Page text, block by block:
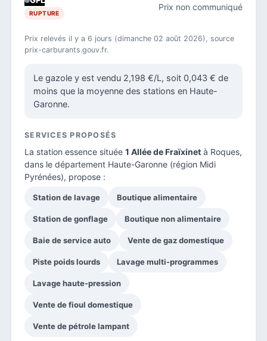
RUPTURE
Prix non communiqué
Prix relevés il y a 6 jours (dimanche 02 août 2026), source
prix-carburants.gouv.fr.
Le gazole y est vendu 2,198 €/L, soit 0,043 € de
moins que la moyenne des stations en Haute-
Garonne.
SERVICES PROPOSÉS
La station essence située 1 Allée de Fraïxinet à Roques,
dans le département Haute-Garonne (région Midi
Pyrénées), propose :
Station de lavage Boutique alimentaire
Station de gonflage Boutique non alimentaire
Baie de service auto Vente de gaz domestique
Piste poids lourds Lavage multi-programmes
Lavage haute-pression
Vente de fioul domestique
Vente de pétrole lampant